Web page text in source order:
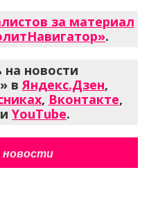
за материал
.
новости
вЯндекс.Дзен,
, Вконтакте,
и YouTube.
новости